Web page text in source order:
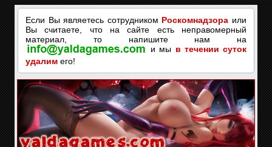
Если Вы являетесь сотрудником Роскомнадзора или
Вы считаете, что на сайте есть неправомерный
материал, то напишите нам на
и мы в течении суток
удалим его!